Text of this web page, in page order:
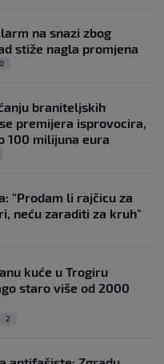
na snazi zbog
stiže nagla promjena
0
braniteljskih
premijera isprovocira,
100 milijuna eura
"Prodam li rajčicu za
neću zaraditi za kruh"
kuće u Trogiru
staro više od 2000
2